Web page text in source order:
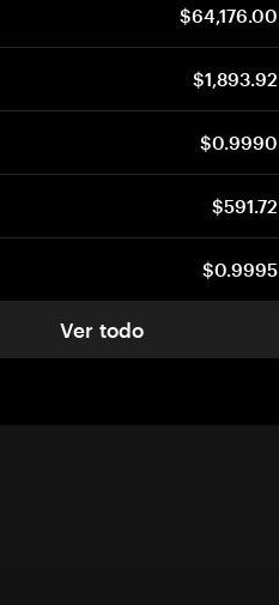
$64,176.00
$1,893.92
$0.9990
$591.72
$0.9995
Ver todo